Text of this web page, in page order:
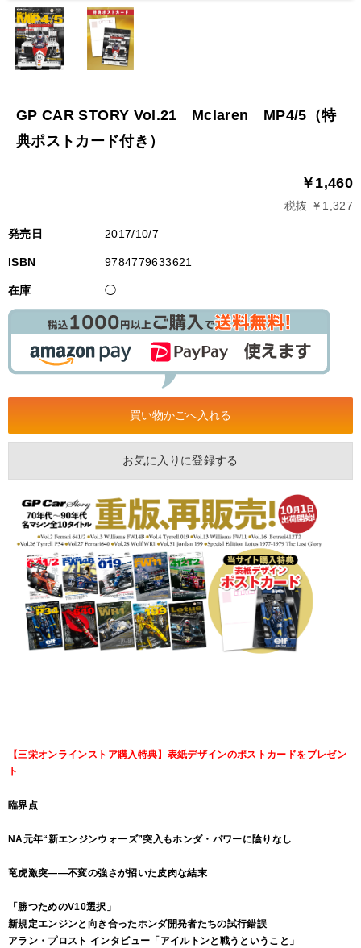
GP CAR STORY Vol.21 Mclaren MP4/5（特
典ポストカード付き）
￥1,460
税抜 ￥1,327
発売日 2017/10/7
ISBN 9784779633621
在庫 ◯
お気に入りに登録する
【三栄オンラインストア購入特典】表紙デザインのポストカードをプレゼン
ト
臨界点
NA元年“新エンジンウォーズ”突入もホンダ・パワーに陰りなし
竜虎激突――不変の強さが招いた皮肉な結末
「勝つためのV10選択」
新規定エンジンと向き合ったホンダ開発者たちの試行錯誤
アラン・プロスト インタビュー「アイルトンと戦うということ」